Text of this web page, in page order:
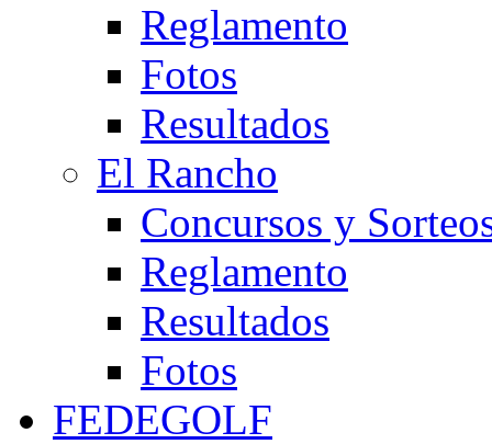
Reglamento
Fotos
Resultados
El Rancho
Concursos y
Reglamento
Resultados
Fotos
FEDEGOLF